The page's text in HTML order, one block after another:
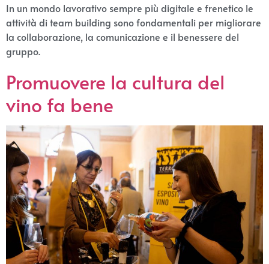
In un mondo lavorativo sempre più digitale e frenetico le
attività di team building sono fondamentali per migliorare
la collaborazione, la comunicazione e il benessere del
gruppo.
Promuovere la cultura del
vino fa bene